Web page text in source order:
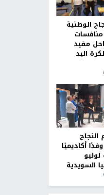
الوطنية
مفيد
اليد
النجاح
أكاديميًا
السويدية